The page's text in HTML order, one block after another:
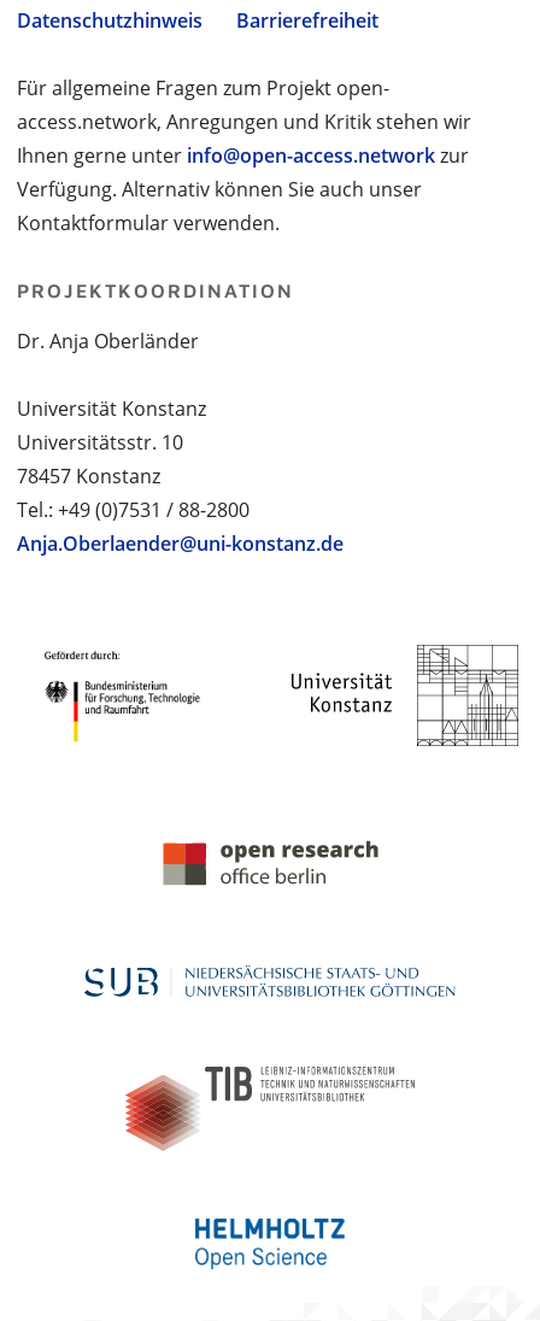
Datenschutzhinweis
Barrierefreiheit
Für allgemeine Fragen zum Projekt open-
access.network, Anregungen und Kritik stehen wir
Ihnen gerne unter info@open-access.networkzur
Verfügung. Alternativ können Sie auch unser
Kontaktformular verwenden.
PROJEKTKOORDINATION
Dr. Anja Oberländer
Universität Konstanz
Universitätsstr. 10
78457 Konstanz
Tel.: +49 (0)7531 / 88-2800
Anja.Oberlaender@uni-konstanz.de